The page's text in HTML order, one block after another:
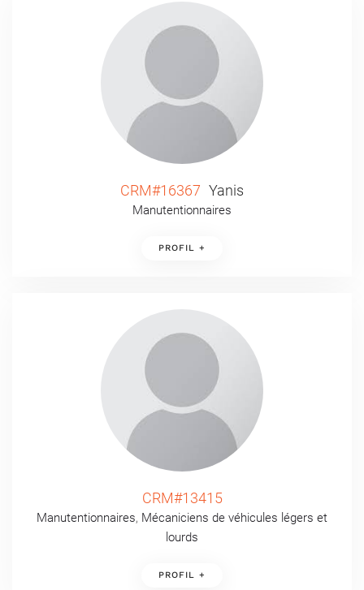
CRM#16367 Yanis
Manutentionnaires
PROFIL +
CRM#13415
Manutentionnaires, Mécaniciens de véhicules légers et
lourds
PROFIL +